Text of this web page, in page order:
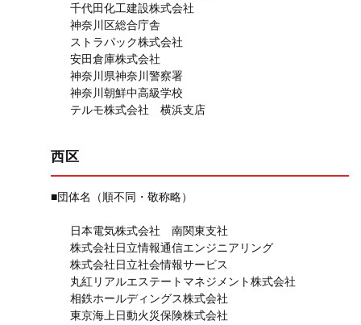
千代田化工建設株式会社
神奈川区総合庁舎
ストラパック株式会社
安田倉庫株式会社
神奈川県神奈川警察署
神奈川朝鮮中高級学校
テルモ株式会社 横浜支店
西区
■団体名（順不同・敬称略）
日本電気株式会社 南関東支社
株式会社日立情報通信エンジニアリング
株式会社日立社会情報サービス
丸紅リアルエステートマネジメント株式会社
相鉄ホールディングス株式会社
東京海上日動火災保険株式会社